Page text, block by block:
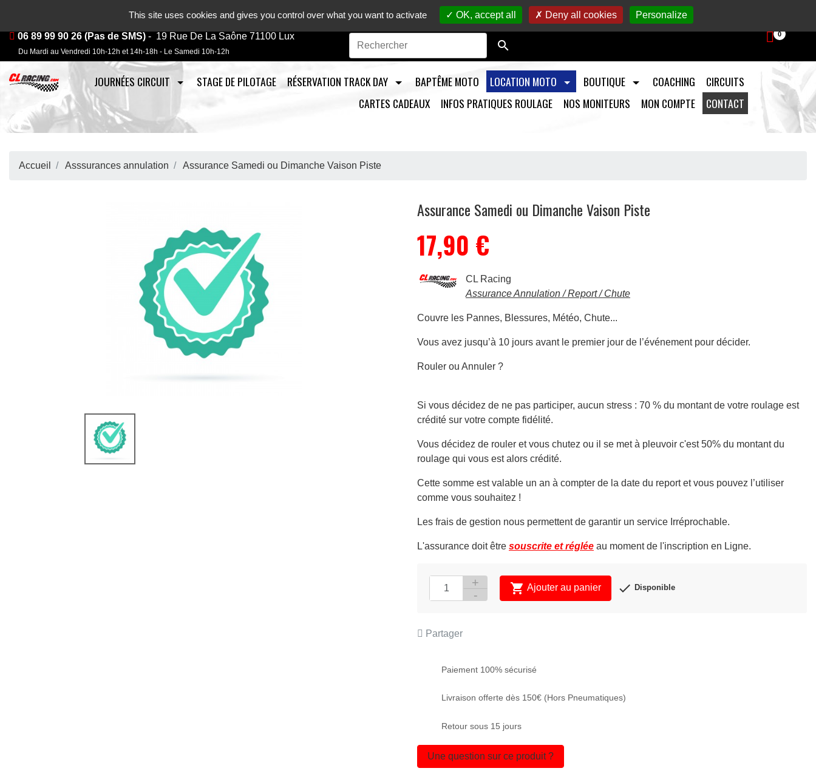
Journées, stages et baptêmes moto sur circuit /Vente en ligne de pièces détachées moto / Maintenance et préparation moto.
06 89 99 90 26 (Pas de SMS) - 19 Rue De La Saône 71100 Lux
Du Mardi au Vendredi 10h-12h et 14h-18h - Le Samedi 10h-12h 
0
JOURNÉES CIRCUIT STAGE DE PILOTAGE RÉSERVATION TRACK DAY BAPTÊME MOTO LOCATION MOTO BOUTIQUE COACHING
CIRCUITS
CARTES CADEAUX
INFOS PRATIQUES ROULAGE NOS MONITEURS MON COMPTE CONTACT
Accueil Asssurances annulation Assurance Samedi ou Dimanche Vaison Piste
Assurance Samedi ou Dimanche Vaison Piste
17,90 €
CL Racing
Assurance Annulation / Report / Chute
Couvre les Pannes, Blessures, Météo, Chute...
Vous avez jusqu’à 10 jours avant le premier jour de l’événement pour décider.
Rouler ou Annuler ?
Si vous décidez de ne pas participer, aucun stress : 70 % du montant de votre roulage est
crédité sur votre compte fidélité.
Vous décidez de rouler et vous chutez ou il se met à pleuvoir c'est 50% du montant du
roulage qui vous est alors crédité.
Cette somme est valable un an à compter de la date du report et vous pouvez l’utiliser
comme vous souhaitez !
Les frais de gestion nous permettent de garantir un service Irréprochable.
L'assurance doit être souscrite et réglée au moment de l'inscription en Ligne.
 Ajouter au panier  Disponible
Partager
Paiement 100% sécurisé
Livraison offerte dès 150€ (Hors Pneumatiques)
Retour sous 15 jours
Une question sur ce produit ?
This site uses cookies and gives you control over what you want to activate OK, accept all Deny all cookies Personalize